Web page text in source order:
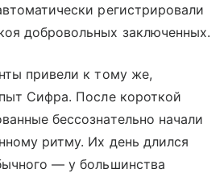
регистрировали
добровольных заключенных.
привели к тому же,
Сифра. После короткой
бессознательно начали
ритму. Их день длился
— у большинства